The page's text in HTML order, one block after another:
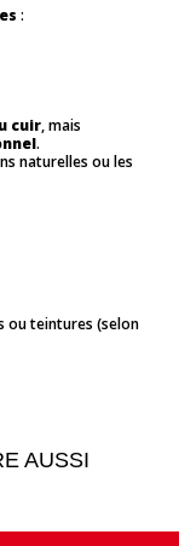
:
cuir, mais
.
naturelles ou les
ou teintures (selon
AUSSI